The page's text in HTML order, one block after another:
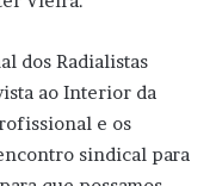
dos Radialistas
ao Interior da
e os
sindical para